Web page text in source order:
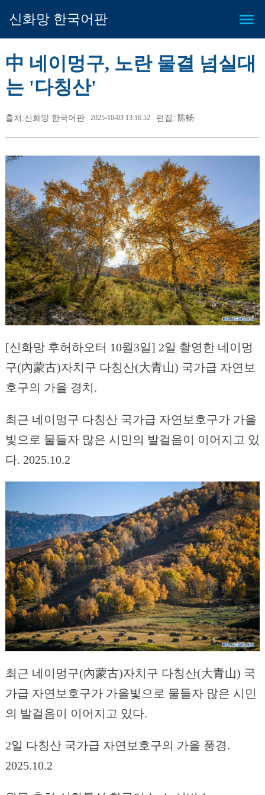
신화망 한국어판
中 네이멍구, 노란 물결 넘실대
는 '다칭산'
출처:신화망 한국어판 2025-10-03 13:16:52 편집: 陈畅
[신화망 후허하오터 10월3일] 2일 촬영한 네이멍
구(內蒙古)자치구 다칭산(大青山) 국가급 자연보
호구의 가을 경치.
최근 네이멍구 다칭산 국가급 자연보호구가 가을
빛으로 물들자 많은 시민의 발걸음이 이어지고 있
다. 2025.10.2
최근 네이멍구(內蒙古)자치구 다칭산(大青山) 국
가급 자연보호구가 가을빛으로 물들자 많은 시민
의 발걸음이 이어지고 있다.
2일 다칭산 국가급 자연보호구의 가을 풍경.
2025.10.2